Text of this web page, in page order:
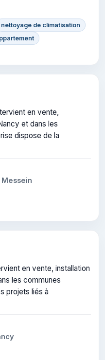
nettoyage de climatisation
en vente,
et dans les
dispose de la
en vente, installation
les communes
projets liés à